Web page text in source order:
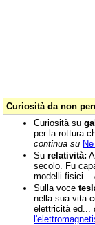
Curiosità da non
Curiosità su
per la rottura
continua su
Su relatività:
secolo. Fu
modelli fisici...
Sulla voce
nella sua vita
elettricità ed...